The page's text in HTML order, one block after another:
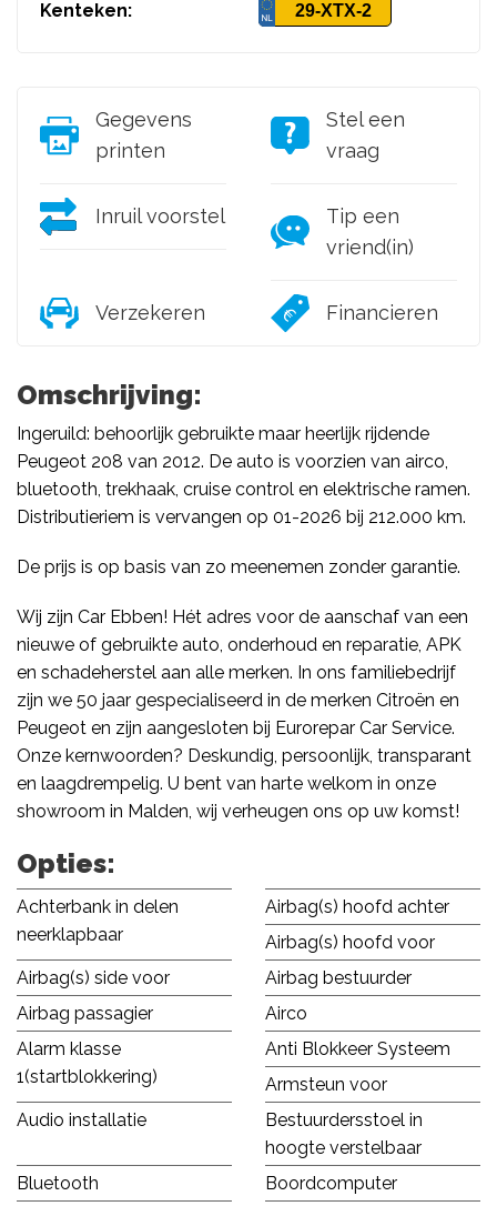
Kenteken: 29-XTX-2
Gegevens
printen
Stel een
vraag
Inruil voorstel
Tip een
vriend(in)
Verzekeren Financieren
Omschrijving:
Ingeruild: behoorlijk gebruikte maar heerlijk rijdende
Peugeot 208 van 2012. De auto is voorzien van airco,
bluetooth, trekhaak, cruise control en elektrische ramen.
Distributieriem is vervangen op 01-2026 bij 212.000 km.
De prijs is op basis van zo meenemen zonder garantie.
Wij zijn Car Ebben! Hét adres voor de aanschaf van een
nieuwe of gebruikte auto, onderhoud en reparatie, APK
en schadeherstel aan alle merken. In ons familiebedrijf
zijn we 50 jaar gespecialiseerd in de merken Citroën en
Peugeot en zijn aangesloten bij Eurorepar Car Service.
Onze kernwoorden? Deskundig, persoonlijk, transparant
en laagdrempelig. U bent van harte welkom in onze
showroom in Malden, wij verheugen ons op uw komst!
Opties:
Achterbank in delen
neerklapbaar
Airbag(s) hoofd achter
Airbag(s) hoofd voor
Airbag(s) side voor
Airbag bestuurder
Airbag passagier
Airco
Alarm klasse
1(startblokkering)
Anti Blokkeer Systeem
Armsteun voor
Audio installatie
Bestuurdersstoel in
hoogte verstelbaar
Bluetooth
Boordcomputer